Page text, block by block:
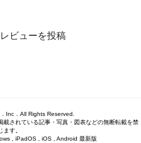
ビューを投稿
Inc．All Rights Reserved.
されている記事・写真・図表などの無断転載を禁
ます。
, iPadOS , iOS , Android 最新版